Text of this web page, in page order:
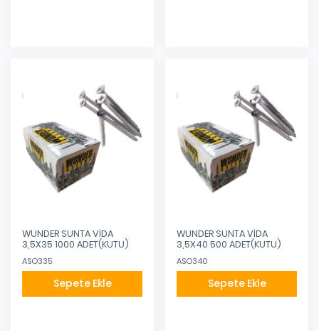
WUNDER SUNTA VİDA
3,5X35 1000 ADET(KUTU)
ASO335
Sepete Ekle
WUNDER SUNTA VİDA
3,5X40 500 ADET(KUTU)
ASO340
Sepete Ekle